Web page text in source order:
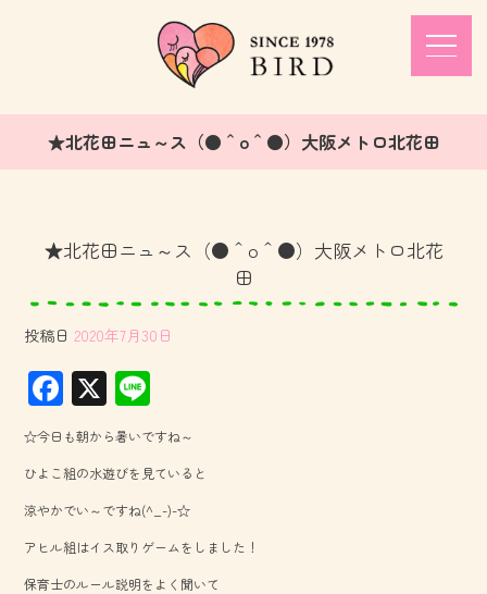
★北花田ニュ～ス（●＾o＾●）大阪メトロ北花田
★北花田ニュ～ス（●＾o＾●）大阪メトロ北花
田
投稿日 2020年7月30日
F
ac
e
b
o
ok
X
ne
☆今日も朝から暑いですね～
ひよこ組の水遊びを見ていると
涼やかでい～ですね(^_-)-☆
アヒル組はイス取りゲームをしました！
保育士のルール説明をよく聞いて